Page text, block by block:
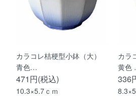
カラコレ桔梗型小鉢（大）
青色…
471円(税込)
10.3×5.7ｃｍ
カラ
黄色
336